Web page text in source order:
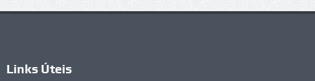
Links Úteis